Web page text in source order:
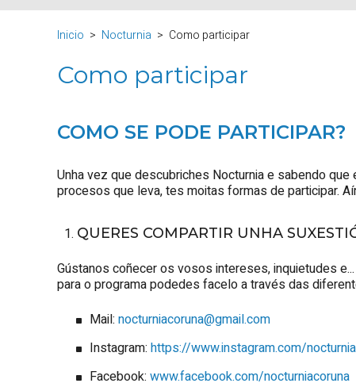
Inicio Nocturnia Como participar
Como participar
COMO SE PODE PARTICIPAR?
Unha vez que descubriches Nocturnia e sabendo
procesos que leva, tes moitas formas de participar.
QUERES COMPARTIR UNHA
Gústanos coñecer os vosos intereses, inquietudes
para o programa podedes facelo a través das
Mail: nocturniacoruna@gmail.com
Instagram: https://www.instagram.com/
Facebook: www.facebook.com/nocturniacoruna